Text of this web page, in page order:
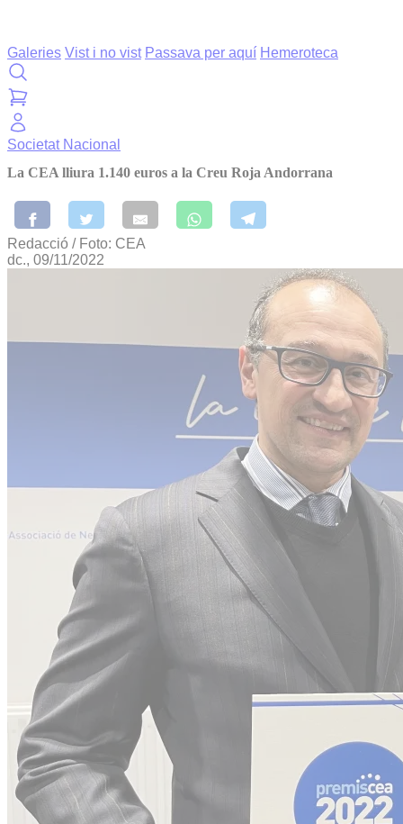
Galeries Vist i no vist Passava per aquí Hemeroteca
Societat Nacional
La CEA lliura 1.140 euros a la Creu Roja Andorrana
Redacció / Foto: CEA
dc., 09/11/2022